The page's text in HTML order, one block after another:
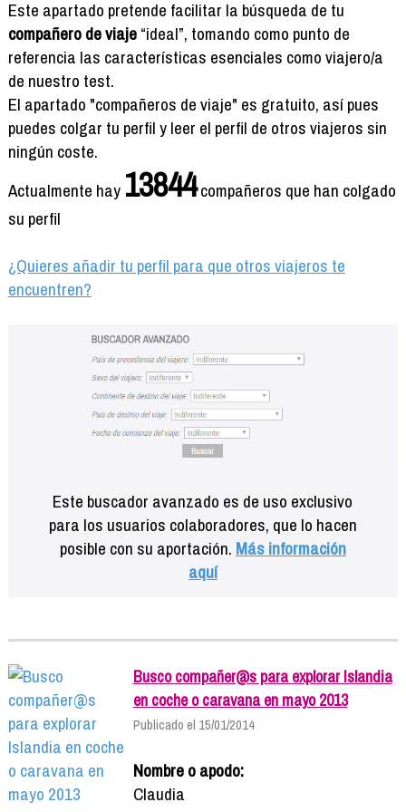
Info viajeros
Contactar
Este apartado pretende facilitar la búsqueda de tu
compañero de viaje“ideal”, tomando como punto de
referencia las características esenciales como viajero/a
de nuestro test.
El apartado "compañeros de viaje" es gratuito, así pues
puedes colgar tu perfil y leer el perfil de otros viajeros sin
ningún coste.
Actualmente hay 13844compañeros que han colgado
su perfil
¿Quieres añadir tu perfil para que otros viajeros te
encuentren?
Este buscador avanzado es de uso exclusivo
para los usuarios colaboradores, que lo hacen
posible con su aportación. Más información
aquí
Busco compañer@s para explorar Islandia
en coche o caravana en mayo 2013
Publicado el 15/01/2014
Nombre o apodo:
Claudia